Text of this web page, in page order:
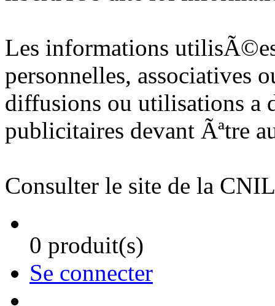
Les informations
personnelles, associatives
diffusions ou utilisations a
publicitaires devant Ãªtre
Consulter le site de la
0 produit(s)
Se connecter